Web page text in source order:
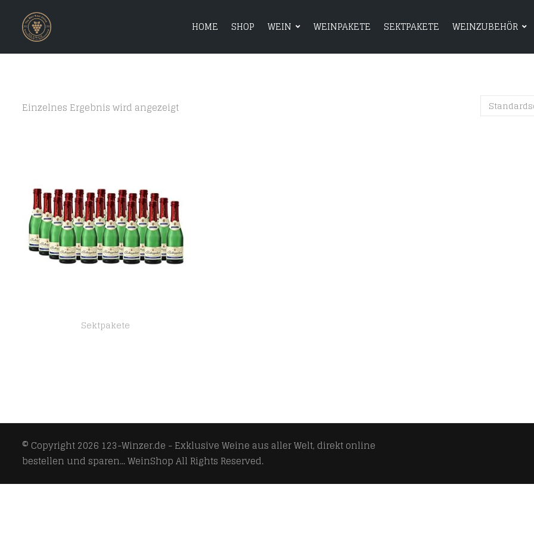
HOME SHOP WEIN WEINPAKETE SEKTPAKETE WEINZUBEHÖR
HOME SHOP WEIN WEINPAKETE
Einzelnes Ergebnis wird angezeigt
Sektpakete
© Copyright 2026 123-Winzer.de - Exklusive Weine aus aller Welt, direkt online
bestellen und sparen... WeinShopAll Rights Reserved.